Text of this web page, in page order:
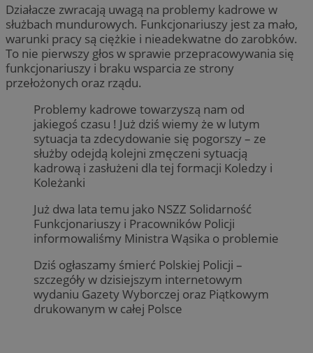
Działacze zwracają uwagą na problemy kadrowe w
służbach mundurowych. Funkcjonariuszy jest za mało,
warunki pracy są ciężkie i nieadekwatne do zarobków.
To nie pierwszy głos w sprawie przepracowywania się
funkcjonariuszy i braku wsparcia ze strony
przełożonych oraz rządu.
Problemy kadrowe towarzyszą nam od
jakiegoś czasu ! Już dziś wiemy że w lutym
sytuacja ta zdecydowanie się pogorszy – ze
służby odejdą kolejni zmęczeni sytuacją
kadrową i zasłużeni dla tej formacji Koledzy i
Koleżanki
Już dwa lata temu jako NSZZ Solidarność
Funkcjonariuszy i Pracowników Policji
informowaliśmy Ministra Wąsika o problemie
Dziś ogłaszamy śmierć Polskiej Policji –
szczegóły w dzisiejszym internetowym
wydaniu Gazety Wyborczej oraz Piątkowym
drukowanym w całej Polsce